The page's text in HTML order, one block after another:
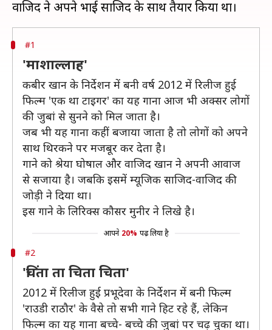
#1
'माशाल्लाह'
कबीर खान के निर्देशन में बनी वर्ष 2012 में रिलीज हुई
फिल्म 'एक था टाइगर' का यह गाना आज भी अक्सर लोगों
की जुबां से सुनने को मिल जाता है।
जब भी यह गाना कहीं बजाया जाता है तो लोगों को अपने
साथ थिरकने पर मजबूर कर देता है।
गाने को श्रेया घोषाल और वाजिद खान ने अपनी आवाज
से सजाया है। जबकि इसमें म्यूजिक साजिद-वाजिद की
जोड़ी ने दिया था।
इस गाने के लिरिक्स कौसर मुनीर ने लिखे है।
आपने 20% पढ़ लिया है
#2
'चिंता ता चिता चिता'
2012 में रिलीज हुई प्रभूदेवा के निर्देशन में बनी फिल्म
'राउडी राठौर' के वैसे तो सभी गाने हिट रहे हैं, लेकिन
फिल्म का यह गाना बच्चे- बच्चे की जुबां पर चढ़ चुका था।